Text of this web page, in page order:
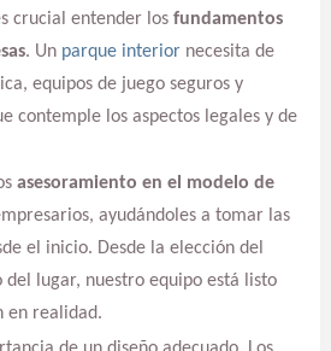
crucial entender los fundamentos
. Un parque interiornecesita de
equipos de juego seguros y
contemple los aspectos legales y de
asesoramiento en el modelo de
ayudándoles a tomar las
el inicio. Desde la elección del
del lugar, nuestro equipo está listo
en realidad.